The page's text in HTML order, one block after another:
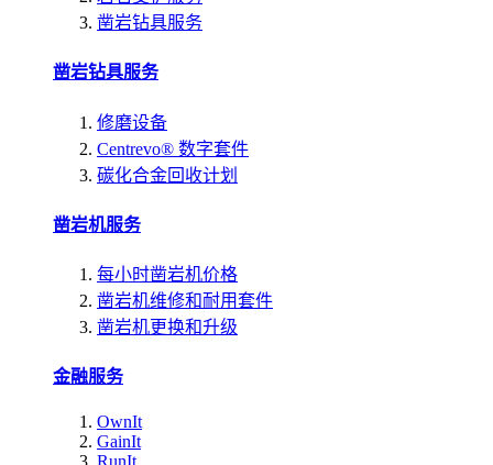
凿岩钻具服务
凿岩钻具服务
修磨设备
Centrevo® 数字套件
碳化合金回收计划
凿岩机服务
每小时凿岩机价格
凿岩机维修和耐用套件
凿岩机更换和升级
金融服务
OwnIt
GainIt
RunIt